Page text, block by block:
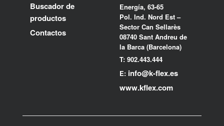
Buscador de
productos
Contactos
Energía, 63-65
Pol. Ind. Nord Est –
Sector Can Sellarès
08740 Sant Andreu de
la Barca (Barcelona)
T: 902.443.444
E: info@k-flex.es
www.kflex.com